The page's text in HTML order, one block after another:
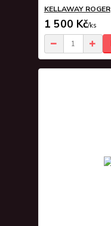
KELLAWAY ROGER
1 500 Kč/ks